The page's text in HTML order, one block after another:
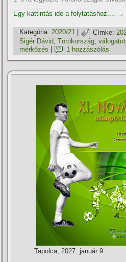
Egy kattintás ide a folytatáshoz.... →
Kategória: 2020/21 | Címke:
Sigér Dávid,Törökország,
mérkőzés
1 hozzászólás
Tapolca, 2027. január 9.